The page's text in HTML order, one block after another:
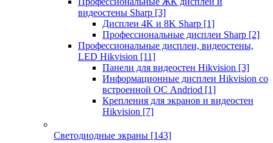
видеостены Sharp [3]
Дисплеи 4K и 8K Sharp [1]
Профессиональные дисплеи Sharp [2]
Профессиональные дисплеи, видеостены,
LED Hikvision [11]
Панели для видеостен Hikvision [3]
Информационные дисплеи Hikvision со
встроенной ОС Andriod [1]
Крепления для экранов и видеостен
Hikvision [7]
Светодиодные экраны [143]